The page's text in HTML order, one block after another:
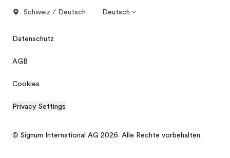
Schweiz / Deutsch Deutsch
Datenschutz
AGB
Cookies
Privacy Settings
© Signum International AG 2026. Alle Rechte vorbehalten.